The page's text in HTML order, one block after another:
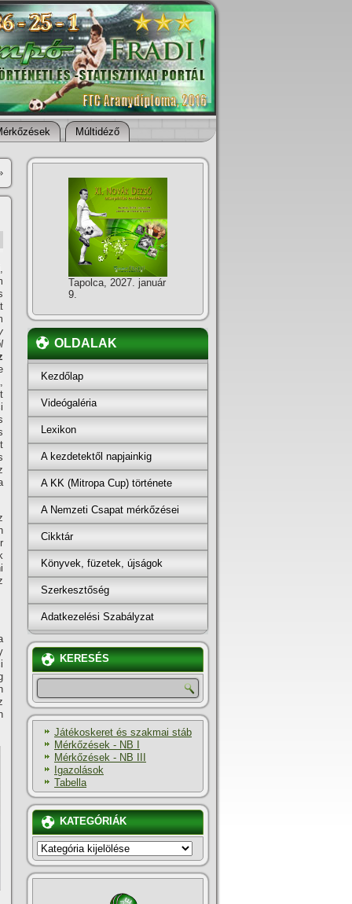
Múltidéző
Tapolca, 2027. január
9.
OLDALAK
Kezdőlap
Videógaléria
Lexikon
A kezdetektől napjainkig
A KK (Mitropa Cup) története
A Nemzeti Csapat mérkőzései
Cikktár
Könyvek, füzetek, újságok
Szerkesztőség
Adatkezelési Szabályzat
KERESÉS
Játékoskeret és szakmai stáb
Mérkőzések - NB I
Mérkőzések - NB III
Igazolások
Tabella
KATEGÓRIÁK
KATEGÓRIÁK